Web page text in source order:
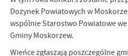
Dożynek Powiatowych w
wspólnie Starostwo Powiatowe we
Gminy Moskorzew.
Wieńce zgłaszają poszczególne
dostosowywać do Twoich potrzeb.
Cookies analityczne pozwalają na
wykorzystywania witryny internetowej,
z jaką odwiedzane są nasze serwisy
ocenę naszych serwisów
Więcej